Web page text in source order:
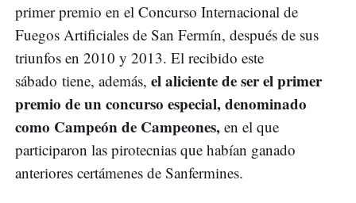
primer premio en el Concurso Internacional de
Fuegos Artificiales de San Fermín, después de sus
triunfos en 2010 y 2013. El recibido este
sábado tiene, además, el aliciente de ser el primer
premio de un concurso especial, denominado
como Campeón de Campeones, en el que
participaron las pirotecnias que habían ganado
anteriores certámenes de Sanfermines.